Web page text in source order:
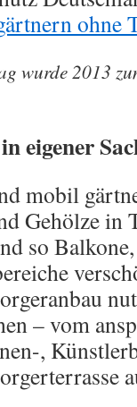
ohne
wurde 2013
eigener
mobil
Gehölze in
so
– vom
,